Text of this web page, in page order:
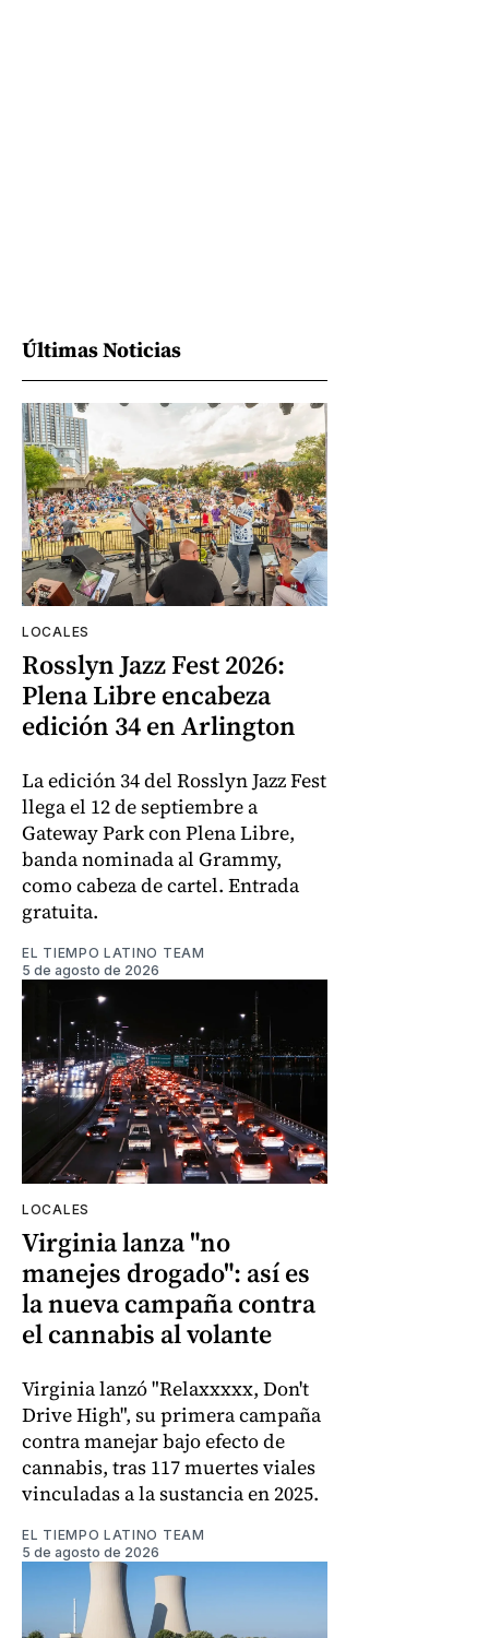
Últimas Noticias
LOCALES
Rosslyn Jazz Fest 2026:
Plena Libre encabeza
edición 34 en Arlington
La edición 34 del Rosslyn Jazz Fest
llega el 12 de septiembre a
Gateway Park con Plena Libre,
banda nominada al Grammy,
como cabeza de cartel. Entrada
gratuita.
EL TIEMPO LATINO TEAM
5 de agosto de 2026
LOCALES
Virginia lanza "no
manejes drogado": así es
la nueva campaña contra
el cannabis al volante
Virginia lanzó "Relaxxxxx, Don't
Drive High", su primera campaña
contra manejar bajo efecto de
cannabis, tras 117 muertes viales
vinculadas a la sustancia en 2025.
EL TIEMPO LATINO TEAM
5 de agosto de 2026